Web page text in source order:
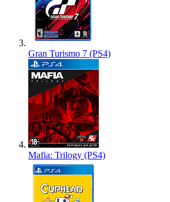
Gran Turismo 7 (PS4)
Mafia: Trilogy (PS4)